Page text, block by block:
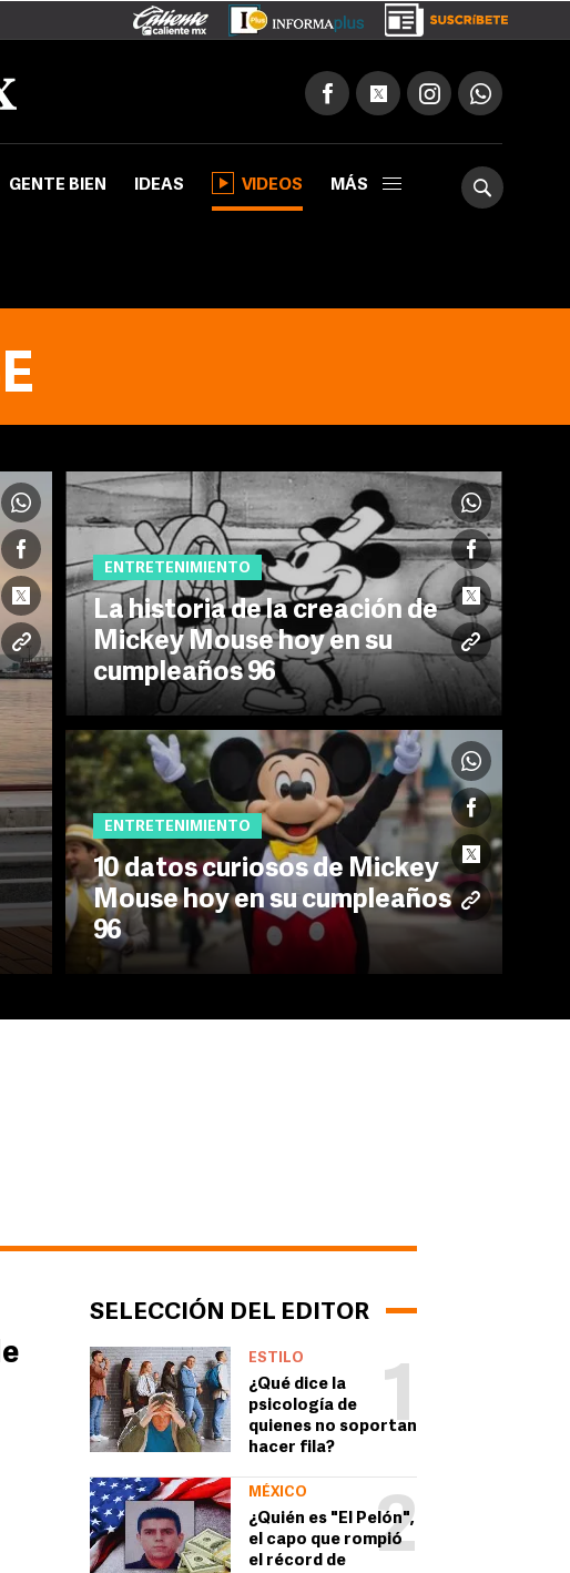
GENTE BIEN IDEAS VIDEOS MÁS
ENTRETENIMIENTO
La historia de la creación de
Mickey Mouse hoy en su
cumpleaños 96
ENTRETENIMIENTO
10 datos curiosos de Mickey
Mouse hoy en su cumpleaños
96
SELECCIÓN DEL EDITOR
1
ESTILO
¿Qué dice la
psicología de
quienes no soportan
hacer fila?
2
MÉXICO
¿Quién es "El Pelón",
el capo que rompió
el récord de